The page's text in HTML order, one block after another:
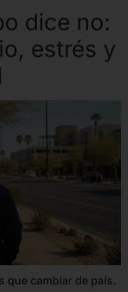
dice no:
estrés y
que cambiar de país.